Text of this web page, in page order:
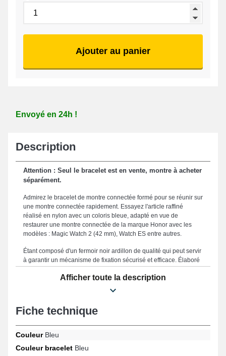
Ajouter au panier
Envoyé en 24h !
Description
Attention : Seul le bracelet est en vente, montre à acheter
séparément.
Admirez le bracelet de montre connectée formé pour se réunir sur
une montre connectée rapidement. Essayez l'article raffiné
réalisé en nylon avec un coloris bleue, adapté en vue de
restaurer une montre connectée de la marque Honor avec les
modèles : Magic Watch 2 (42 mm), Watch ES entre autres.
Étant composé d'un fermoir noir ardillon de qualité qui peut servir
à garantir un mécanisme de fixation sécurisé et efficace. Élaboré
bracelet 20mm bleu honor montre tissu est fabriqué avec une
dimension de 20 mm, le rendant ainsi un accessoire adapté à
compromis parfait afin d'en remplacer un usé ou démodé. Le
coloris bleu classique du bracelet pour montre cible
spécifiquement les passionnés qui exigent une harmonie entre
élégance et polyvalence, ce bracelet convient parfaitement aux
montre connectée, elle est convenable avec ce modèle avec les
Afficher toute la description
Fiche technique
CouleurBleu
Couleur bracelet Bleu